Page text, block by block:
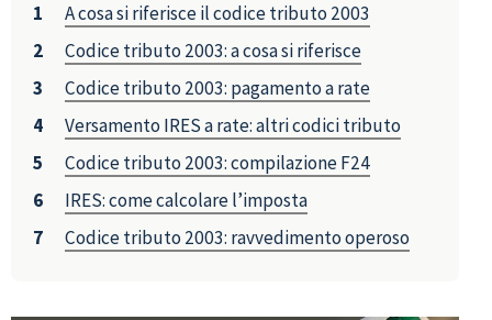
A cosa si riferisce il codice tributo 2003
Codice tributo 2003: a cosa si riferisce
Codice tributo 2003: pagamento a rate
Versamento IRES a rate: altri codici tributo
Codice tributo 2003: compilazione F24
IRES: come calcolare l’imposta
Codice tributo 2003: ravvedimento operoso